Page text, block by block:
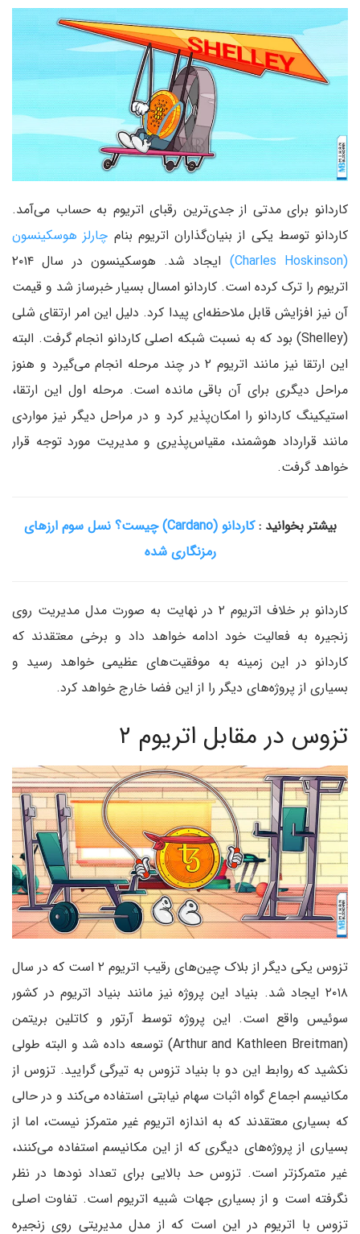
کاردانو برای مدتی از جدی‌ترین رقبای اتریوم به حساب می‌آمد.
کاردانو توسط یکی از بنیان‌گذاران اتریوم بنام چارلز هوسکینسون
(Charles Hoskinson)
ایجاد شد. هوسکینسون در سال ۲۰۱۴
اتریوم را ترک کرده است. کاردانو امسال بسیار خبرساز شد و قیمت
آن نیز افزایش قابل ملاحظه‌ای پیدا کرد. دلیل این امر ارتقای شلی
(Shelley) بود که به نسبت شبکه اصلی کاردانو انجام گرفت. البته
این ارتقا نیز مانند اتریوم ۲ در چند مرحله انجام می‌گیرد و هنوز
مراحل دیگری برای آن باقی مانده است. مرحله اول این ارتقا،
استیکینگ کاردانو را امکان‌پذیر کرد و در مراحل دیگر نیز مواردی
مانند قرارداد هوشمند، مقیاس‌پذیری و مدیریت مورد توجه قرار
خواهد گرفت.
بیشتر بخوانید :
کاردانو (Cardano) چیست؟ نسل سوم ارزهای
رمزنگاری شده
کاردانو بر خلاف اتریوم ۲ در نهایت به صورت مدل مدیریت روی
زنجیره به فعالیت خود ادامه خواهد داد و برخی معتقدند که
کاردانو در این زمینه به موفقیت‌های عظیمی خواهد رسید و
بسیاری از پروژه‌های دیگر را از این فضا خارج خواهد کرد.
تزوس در مقابل اتریوم ۲
تزوس یکی دیگر از بلاک چین‌های رقیب اتریوم ۲ است که در سال
۲۰۱۸ ایجاد شد. بنیاد این پروژه نیز مانند بنیاد اتریوم در کشور
سوئیس واقع است. این پروژه توسط آرتور و کاتلین بریتمن
(Arthur and Kathleen Breitman) توسعه داده شد و البته طولی
نکشید که روابط این دو با بنیاد تزوس به تیرگی گرایید. تزوس از
مکانیسم اجماع گواه اثبات سهام نیابتی استفاده می‌کند و در حالی
که بسیاری معتقدند که به اندازه اتریوم غیر متمرکز نیست، اما از
بسیاری از پروژه‌های دیگری که از این مکانیسم استفاده می‌کنند،
غیر متمرکز‌تر است. تزوس حد بالایی برای تعداد نود‌ها در نظر
نگرفته است و از بسیاری جهات شبیه اتریوم است. تفاوت اصلی
تزوس با اتریوم در این است که از مدل مدیریتی روی زنجیره